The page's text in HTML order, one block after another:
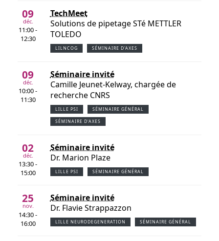
09
déc.
11:00 -
12:30
TechMeet
Solutions de pipetage STé METTLER
TOLEDO
LILNCOG SÉMINAIRE D'AXES
09
déc.
10:00 -
11:30
Séminaire invité
Camille Jeunet-Kelway, chargée de
recherche CNRS
LILLE PSI SÉMINAIRE GÉNÉRAL
SÉMINAIRE D'AXES
02
déc.
13:30 -
15:00
Séminaire invité
Dr. Marion Plaze
LILLE PSI SÉMINAIRE GÉNÉRAL
25
nov.
14:30 -
16:00
Séminaire invité
Dr. Flavie Strappazzon
LILLE NEURODEGENERATION SÉMINAIRE GÉNÉRAL